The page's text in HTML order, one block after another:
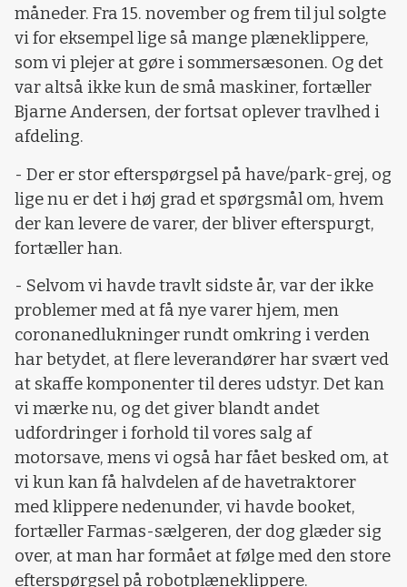
måneder. Fra 15. november og frem til jul solgte
vi for eksempel lige så mange plæneklippere,
som vi plejer at gøre i sommersæsonen. Og det
var altså ikke kun de små maskiner, fortæller
Bjarne Andersen, der fortsat oplever travlhed i
afdeling.
- Der er stor efterspørgsel på have/park-grej, og
lige nu er det i høj grad et spørgsmål om, hvem
der kan levere de varer, der bliver efterspurgt,
fortæller han.
- Selvom vi havde travlt sidste år, var der ikke
problemer med at få nye varer hjem, men
coronanedlukninger rundt omkring i verden
har betydet, at flere leverandører har svært ved
at skaffe komponenter til deres udstyr. Det kan
vi mærke nu, og det giver blandt andet
udfordringer i forhold til vores salg af
motorsave, mens vi også har fået besked om, at
vi kun kan få halvdelen af de havetraktorer
med klippere nedenunder, vi havde booket,
fortæller Farmas-sælgeren, der dog glæder sig
over, at man har formået at følge med den store
efterspørgsel på robotplæneklippere.